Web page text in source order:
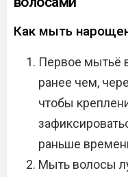
Как мыть
Первое мытьё
ранее чем,
чтобы
раньше
Мыть волосы